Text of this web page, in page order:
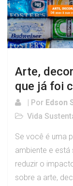
Arte,
que já foi
| Por Edson
Vida
Se você é uma
ambiente e está
reduzir o
sobre a arte,